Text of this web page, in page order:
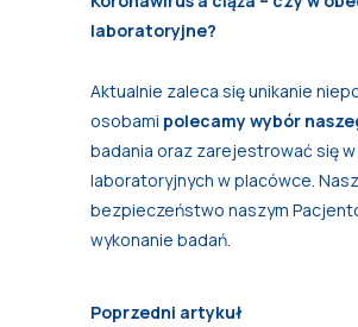
laboratoryjne?
Aktualnie zaleca się unikanie
osobami polecamy wybór
badania oraz zarejestrować się
laboratoryjnych w placówce.
bezpieczeństwo naszym
wykonanie badań.
Poprzedni artykuł